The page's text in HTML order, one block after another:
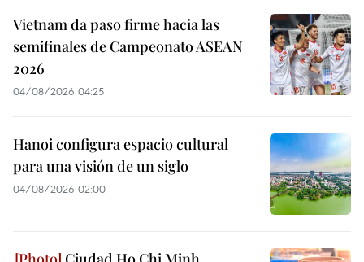
Vietnam da paso firme hacia las
semifinales de Campeonato ASEAN
2026
04/08/2026 04:25
Hanoi configura espacio cultural
para una visión de un siglo
04/08/2026 02:00